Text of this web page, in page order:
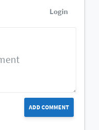
Login
ADD COMMENT